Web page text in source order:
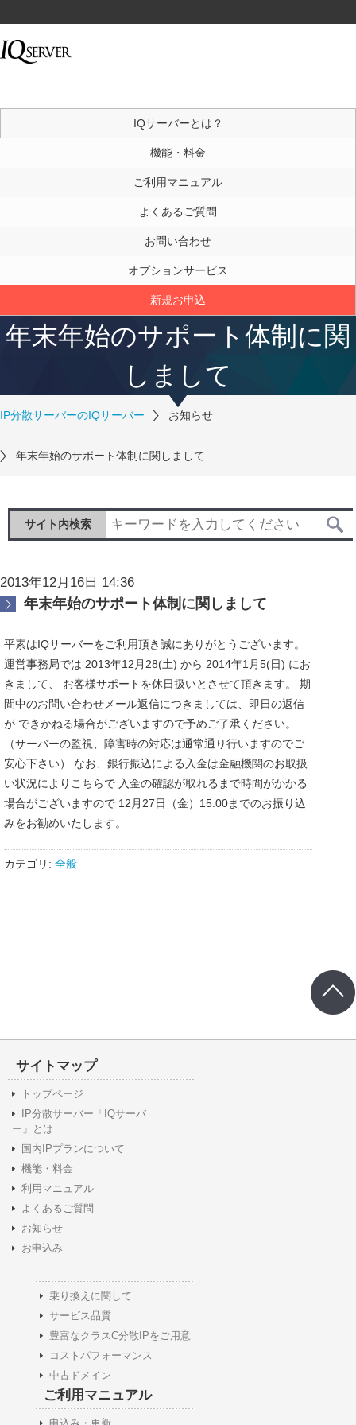
IQサーバーとは？
機能・料金
ご利用マニュアル
よくあるご質問
お問い合わせ
オプションサービス
新規お申込
年末年始のサポート体制に関
しまして
IP分散サーバーのIQサーバー お知らせ
年末年始のサポート体制に関しまして
サイト内検索
2013年12月16日 14:36
年末年始のサポート体制に関しまして
平素はIQサーバーをご利用頂き誠にありがとうございます。
運営事務局では 2013年12月28(土) から 2014年1月5(日) にお
きまして、 お客様サポートを休日扱いとさせて頂きます。 期
間中のお問い合わせメール返信につきましては、即日の返信
が できかねる場合がございますので予めご了承ください。
（サーバーの監視、障害時の対応は通常通り行いますのでご
安心下さい） なお、銀行振込による入金は金融機関のお取扱
い状況によりこちらで 入金の確認が取れるまで時間がかかる
場合がございますので 12月27日（金）15:00までのお振り込
みをお勧めいたします。
カテゴリ: 全般
サイトマップ
トップページ
IP分散サーバー「IQサーバ
ー」とは
国内IPプランについて
機能・料金
利用マニュアル
よくあるご質問
お知らせ
お申込み
乗り換えに関して
サービス品質
豊富なクラスC分散IPをご用意
コストパフォーマンス
中古ドメイン
ご利用マニュアル